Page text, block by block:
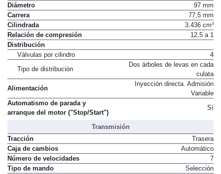
Diámetro
97 mm
Carrera
77,5 mm
Cilindrada
3.436 cm³
Relación de compresión
12,5 a 1
Distribución
Válvulas por cilindro
4
Tipo de distribución
Dos árboles de levas en cada
culata
Alimentación
Inyección directa. Admisión
Variable
Automatismo de parada y
arranque del motor ("Stop/Start")
Sí
Transmisión
Tracción
Trasera
Caja de cambios
Automático
Número de velocidades
7
Tipo de mando
Selección